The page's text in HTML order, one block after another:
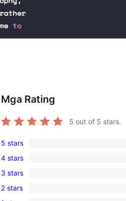
Mga Rating
5 out of 5 stars.
1
5-
star
review
5 stars
0
4-
star
4 stars
0
3-
3 stars
0
2 stars